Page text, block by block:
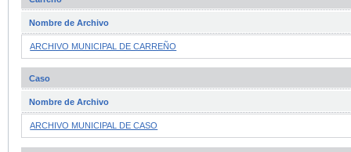
Nombre de Archivo
ARCHIVO MUNICIPAL DE CARREÑO
Caso
Nombre de Archivo
ARCHIVO MUNICIPAL DE CASO